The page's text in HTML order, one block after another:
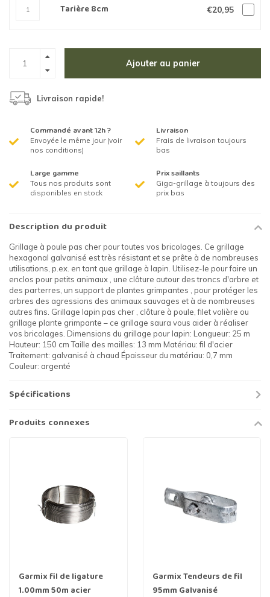
Tarière 8cm €20,95
Ajouter au panier
Livraison rapide!
Commandé avant 12h ?
Envoyée le même jour (voir
nos conditions)
Livraison
Frais de livraison toujours
bas
Large gamme
Tous nos produits sont
disponibles en stock
Prix saillants
Giga-grillage à toujours des
prix bas
Description du produit
Grillage à poule pas cher pour toutes vos bricolages. Ce grillage
hexagonal galvanisé est très résistant et se prête à de nombreuses
utilisations, p.ex. en tant que grillage à lapin. Utilisez-le pour faire un
enclos pour petits animaux , une clôture autour des troncs d'arbre et
des parterres, un support de plantes grimpantes , pour protéger les
arbres des agressions des animaux sauvages et à de nombreuses
autres fins. Grillage lapin pas cher , clôture à poule, filet volière ou
grillage plante grimpante – ce grillage saura vous aider à réaliser
vos bricolages. Dimensions du grillage pour lapin: Longueur: 25 m
Hauteur: 150 cm Taille des mailles: 13 mm Matériau: fil d'acier
Traitement: galvanisé à chaud Épaisseur du matériau: 0,7 mm
Couleur: argenté
Spécifications
Produits connexes
Garmix fil de ligature
1.00mm 50m acier
Garmix Tendeurs de fil
95mm Galvanisé